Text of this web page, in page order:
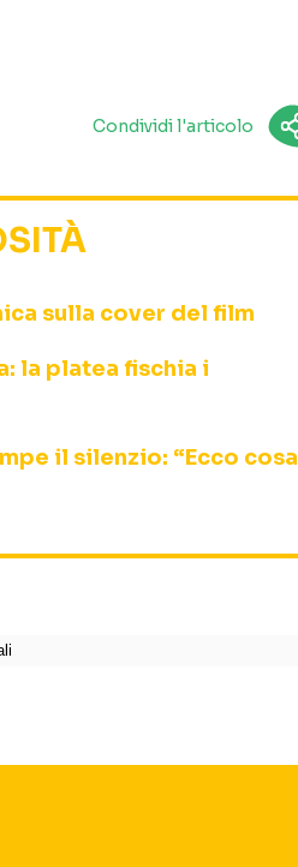
Condividi l'articolo
sulla cover del film
la platea fischia i
il silenzio: “Ecco cosa